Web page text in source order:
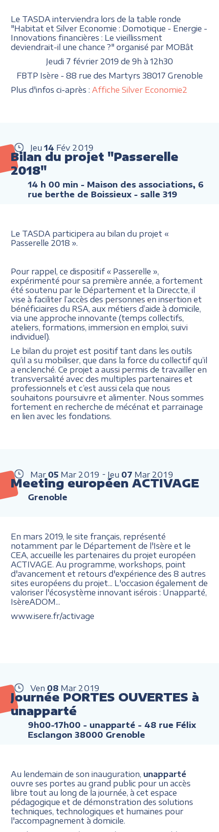
Le TASDA interviendra lors de la table ronde
"Habitat et Silver Economie : Domotique - Energie -
Innovations financières : Le vieillissment
deviendrait-il une chance ?" organisé par MOBât
Jeudi 7 février 2019 de 9h à 12h30
FBTP Isère - 88 rue des Martyrs 38017 Grenoble
Plus d'infos ci-après : Affiche Silver Economie2
Jeu 14 Fév 2019
Bilan du projet "Passerelle
2018"
14 h 00 min - Maison des associations, 6
rue berthe de Boissieux - salle 319
Le TASDA participera au bilan du projet «
Passerelle 2018 ».
Pour rappel, ce dispositif « Passerelle »,
expérimenté pour sa première année, a fortement
été soutenu par le Département et la Direccte, il
vise à faciliter l’accès des personnes en insertion et
bénéficiaires du RSA, aux métiers d’aide à domicile,
via une approche innovante (temps collectifs,
ateliers, formations, immersion en emploi, suivi
individuel).
Le bilan du projet est positif tant dans les outils
qu’il a su mobiliser, que dans la force du collectif qu’il
a enclenché. Ce projet a aussi permis de travailler en
transversalité avec des multiples partenaires et
professionnels et c’est aussi cela que nous
souhaitons poursuivre et alimenter. Nous sommes
fortement en recherche de mécénat et parrainage
en lien avec les fondations.
Mar 05 Mar 2019 Jeu 07 Mar 2019
Meeting européen ACTIVAGE
Grenoble
En mars 2019, le site français, représenté
notamment par le Département de l'Isère et le
CEA, accueille les partenaires du projet européen
ACTIVAGE. Au programme, workshops, point
d'avancement et retours d'expérience des 8 autres
sites européens du projet... L'occasion également de
valoriser l'écosystème innovant isérois : Unapparté,
IsèreADOM...
www.isere.fr/activage
Ven 08 Mar 2019
Journée PORTES OUVERTES à
unapparté
9h00-17h00 - unapparté - 48 rue Félix
Esclangon 38000 Grenoble
Au lendemain de son inauguration, unapparté
ouvre ses portes au grand public pour un accès
libre tout au long de la journée, à cet espace
pédagogique et de démonstration des solutions
techniques, technologiques et humaines pour
l'accompagnement à domicile.